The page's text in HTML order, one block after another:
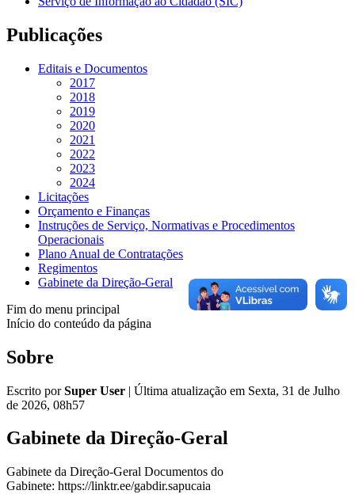
Publicações
Editais e Documentos
2017
2018
2019
2020
2021
2022
2023
2024
Licitações
Orçamento e Finanças
Instruções de Serviço, Normativas e Procedimentos
Operacionais
Plano Anual de Contratações
Regimentos
Gabinete da Direção-Geral
Fim do menu principal
Início do conteúdo da página
Sobre
Escrito porSuper User | Última atualização em Sexta, 31 de Julho
de 2026, 08h57
Gabinete da Direção-Geral
Gabinete da Direção-Geral Documentos do
Gabinete: https://linktr.ee/gabdir.sapucaia